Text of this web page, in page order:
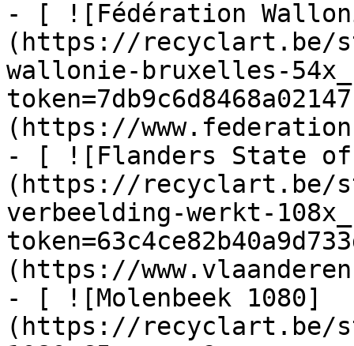
- [ ![Fédération
(https://recyclart.be/
wallonie-bruxelles-
(https://
- [ ![Flanders State
(https://recyclart.be/
verbeelding-werkt-
(https://
- [ ![Molenbeek 1080]
(https://recyclart.be/